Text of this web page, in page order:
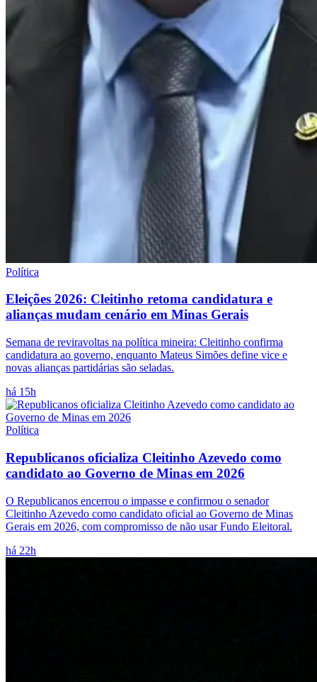
Política
Eleições 2026: Cleitinho retoma candidatura e
alianças mudam cenário em Minas Gerais
Semana de reviravoltas na política mineira: Cleitinho confirma
candidatura ao governo, enquanto Mateus Simões define vice e
novas alianças partidárias são seladas.
há 15h
Política
Republicanos oficializa Cleitinho Azevedo como
candidato ao Governo de Minas em 2026
O Republicanos encerrou o impasse e confirmou o senador
Cleitinho Azevedo como candidato oficial ao Governo de Minas
Gerais em 2026, com compromisso de não usar Fundo Eleitoral.
há 22h